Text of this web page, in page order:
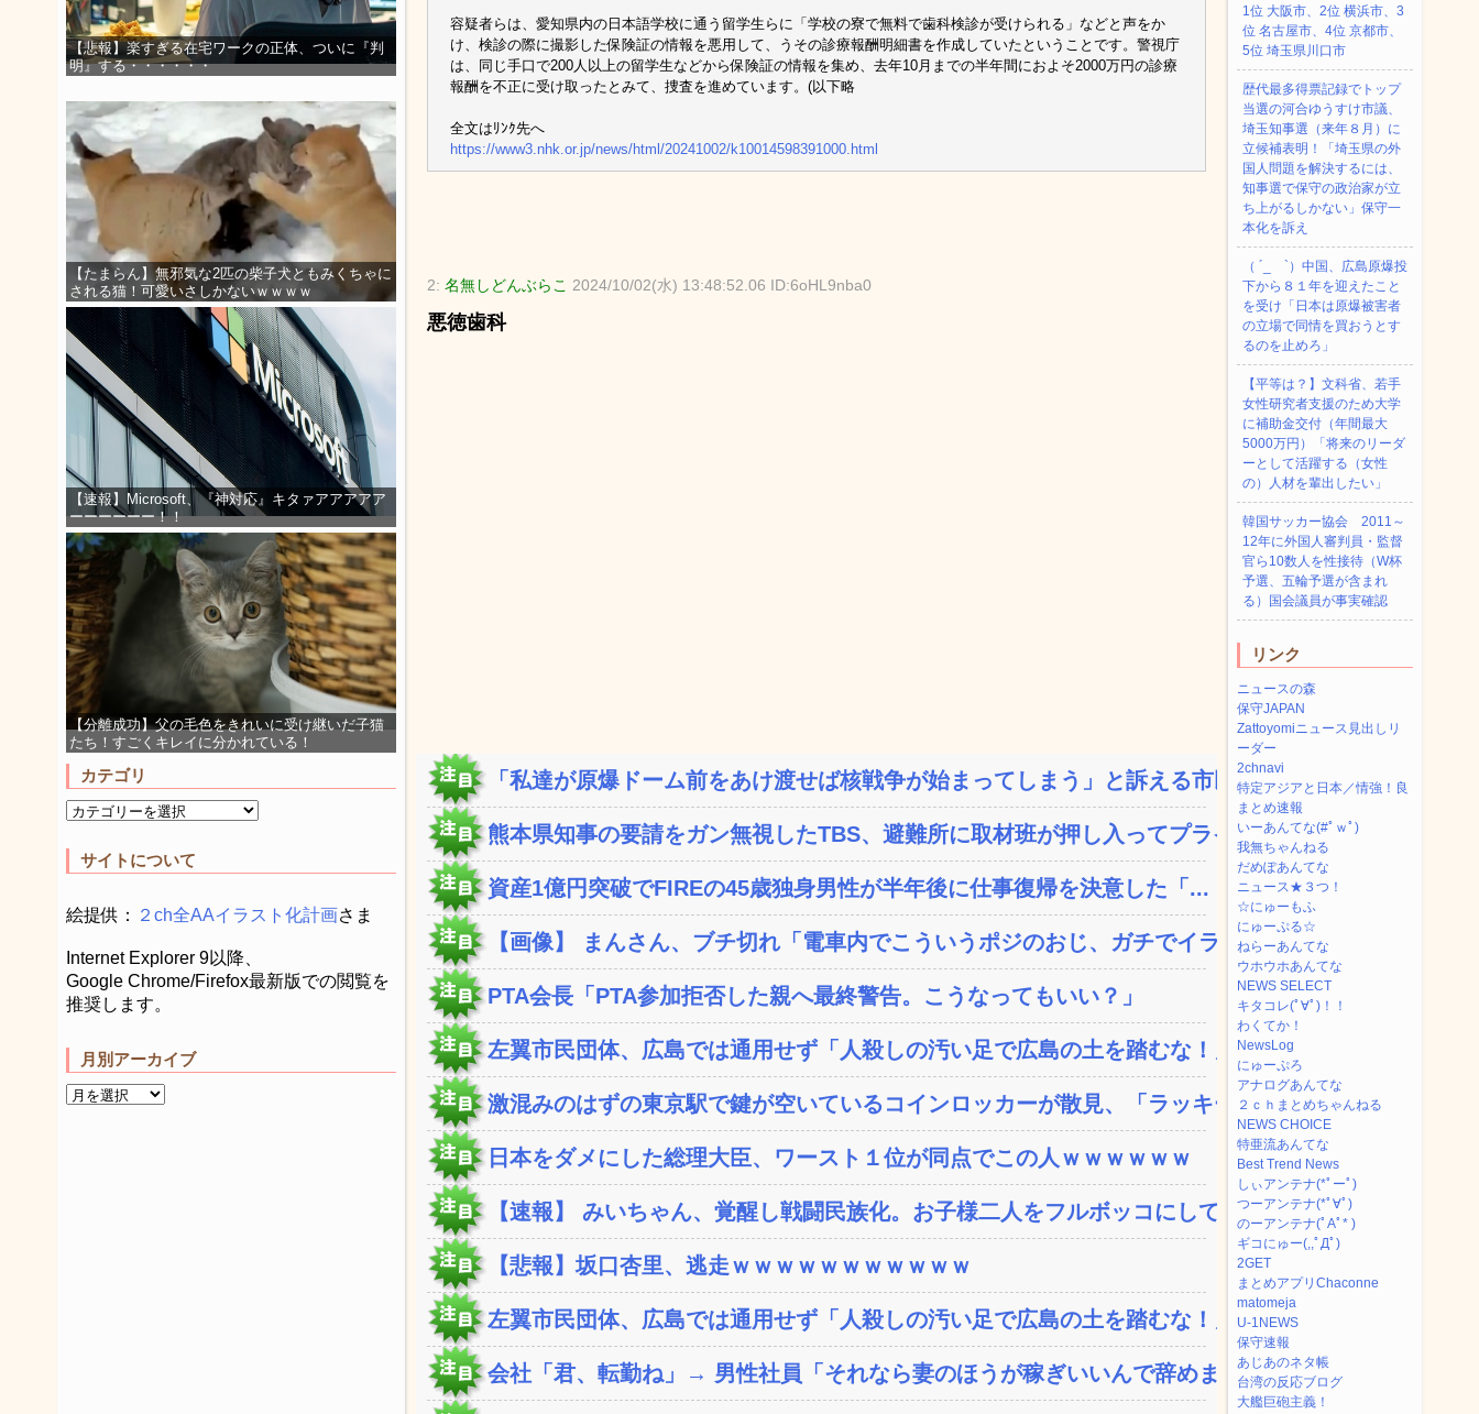
【悲報】楽すぎる在宅ワークの正体、ついに『判
明』する・・・・・・
【たまらん】無邪気な2匹の柴子犬ともみくちゃに
される猫！可愛いさしかないｗｗｗｗ
【速報】Microsoft、『神対応』キタァアアアアア
ーーーーーー！！
【分離成功】父の毛色をきれいに受け継いだ子猫
たち！すごくキレイに分かれている！
カテゴリ
サイトについて
絵提供： ２ch全AAイラスト化計画さま
Internet Explorer 9以降、
Google Chrome/Firefox最新版での閲覧を
推奨します。
月別アーカイブ
容疑者らは、愛知県内の日本語学校に通う留学生らに「学校の寮で無料で歯科検診が受けられる」などと声をか
け、検診の際に撮影した保険証の情報を悪用して、うその診療報酬明細書を作成していたということです。警視庁
は、同じ手口で200人以上の留学生などから保険証の情報を集め、去年10月までの半年間におよそ2000万円の診療
報酬を不正に受け取ったとみて、捜査を進めています。(以下略
全文はﾘﾝｸ先へ
https://www3.nhk.or.jp/news/html/20241002/k10014598391000.html
2: 名無しどんぶらこ 2024/10/02(水) 13:48:52.06 ID:6oHL9nba0
悪徳歯科
「私達が原爆ドーム前をあけ渡せば核戦争が始まってしまう」と訴える市民団...
熊本県知事の要請をガン無視したTBS、避難所に取材班が押し入ってプライ...
資産1億円突破でFIREの45歳独身男性が半年後に仕事復帰を決意した「...
【画像】 まんさん、ブチ切れ「電車内でこういうポジのおじ、ガチでイラネ...
PTA会長「PTA参加拒否した親へ最終警告。こうなってもいい？」
左翼市民団体、広島では通用せず「人殺しの汚い足で広島の土を踏むな！」→...
激混みのはずの東京駅で鍵が空いているコインロッカーが散見、「ラッキー」...
日本をダメにした総理大臣、ワースト１位が同点でこの人ｗｗｗｗｗｗ
【速報】 みいちゃん、覚醒し戦闘民族化。お子様二人をフルボッコにしてし...
【悲報】坂口杏里、逃走ｗｗｗｗｗｗｗｗｗｗｗ
左翼市民団体、広島では通用せず「人殺しの汚い足で広島の土を踏むな！」→...
会社「君、転勤ね」→ 男性社員「それなら妻のほうが稼ぎいいんで辞めます...
1位 大阪市、2位 横浜市、3
位 名古屋市、4位 京都市、
5位 埼玉県川口市
歴代最多得票記録でトップ
当選の河合ゆうすけ市議、
埼玉知事選（来年８月）に
立候補表明！「埼玉県の外
国人問題を解決するには、
知事選で保守の政治家が立
ち上がるしかない」保守一
本化を訴え
（ ´_ゝ`）中国、広島原爆投
下から８１年を迎えたこと
を受け「日本は原爆被害者
の立場で同情を買おうとす
るのを止めろ」
【平等は？】文科省、若手
女性研究者支援のため大学
に補助金交付（年間最大
5000万円）「将来のリーダ
ーとして活躍する（女性
の）人材を輩出したい」
韓国サッカー協会 2011～
12年に外国人審判員・監督
官ら10数人を性接待（W杯
予選、五輪予選が含まれ
る）国会議員が事実確認
リンク
ニュースの森
保守JAPAN
Zattoyomiニュース見出しリ
ーダー
2chnavi
特定アジアと日本／情強！良
まとめ速報
いーあんてな(#ﾟｗﾟ)
我無ちゃんねる
だめぽあんてな
ニュース★３つ！
☆にゅーもふ
にゅーぷる☆
ねらーあんてな
ウホウホあんてな
NEWS SELECT
キタコレ(ﾟ∀ﾟ)！！
わくてか！
NewsLog
にゅーぷろ
アナログあんてな
２ｃｈまとめちゃんねる
NEWS CHOICE
特亜流あんてな
Best Trend News
しぃアンテナ(*ﾟーﾟ)
つーアンテナ(*ﾟ∀ﾟ)
のーアンテナ(ﾟAﾟ* )
ギコにゅー(,,ﾟДﾟ)
2GET
まとめアプリChaconne
matomeja
U-1NEWS
保守速報
あじあのネタ帳
台湾の反応ブログ
大艦巨砲主義！